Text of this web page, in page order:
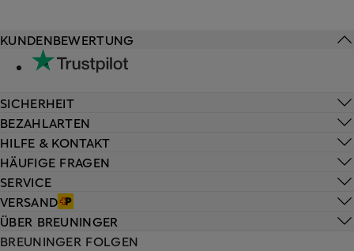
HILFE & KONTAKT
HÄUFIGE FRAGEN
SERVICE
VERSAND
KUNDENBEWERTUNG
SICHERHEIT
BEZAHLARTEN
ÜBER BREUNINGER
BREUNINGER FOLGEN